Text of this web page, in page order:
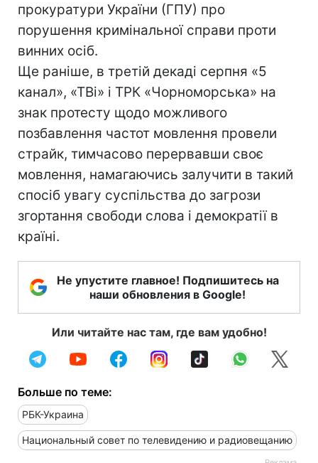
прокуратури України (ГПУ) про
порушення кримінальної справи проти
винних осіб.
Ще раніше, в третій декаді серпня «5
канал», «ТВі» і ТРК «Чорноморська» на
знак протесту щодо можливого
позбавлення частот мовлення провели
страйк, тимчасово перервавши своє
мовлення, намагаючись залучити в такий
спосіб увагу суспільства до загрози
згортання свободи слова і демократії в
країні.
Не упустите главное! Подпишитесь на
наши обновления в Google!
Или читайте нас там, где вам удобно!
Больше по теме:
РБК-Украина
Национальный совет по телевидению и радиовещанию